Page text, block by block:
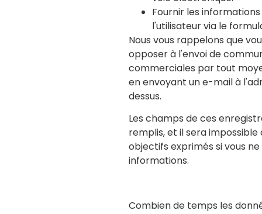
Fournir les
l'utilisateur via le
Nous vous rappelons que
opposer à l'envoi de
commerciales par tout
en envoyant un e-mail à
dessus.
Les champs de ces
remplis, et il sera impossible
objectifs exprimés si vous
informations.
Combien de temps les